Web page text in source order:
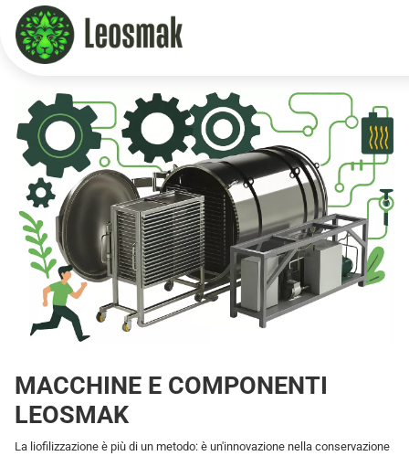
Home /
Machinery
MACCHINE E COMPONENTI
LEOSMAK
La liofilizzazione è più di un metodo: è un'innovazione nella conservazione